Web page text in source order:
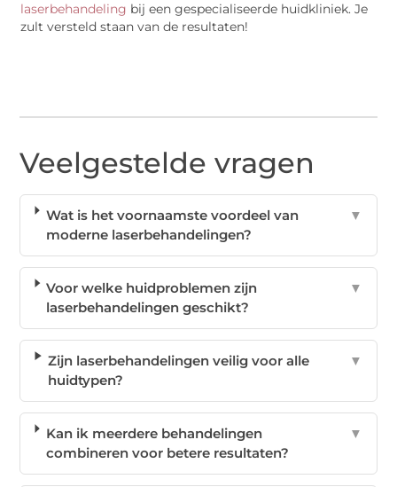
laserbehandeling bij een gespecialiseerde huidkliniek. Je
zult versteld staan van de resultaten!
Veelgestelde vragen
Wat is het voornaamste voordeel van
moderne laserbehandelingen?
▼
Voor welke huidproblemen zijn
laserbehandelingen geschikt?
▼
Zijn laserbehandelingen veilig voor alle
huidtypen?
▼
Kan ik meerdere behandelingen
combineren voor betere resultaten?
▼